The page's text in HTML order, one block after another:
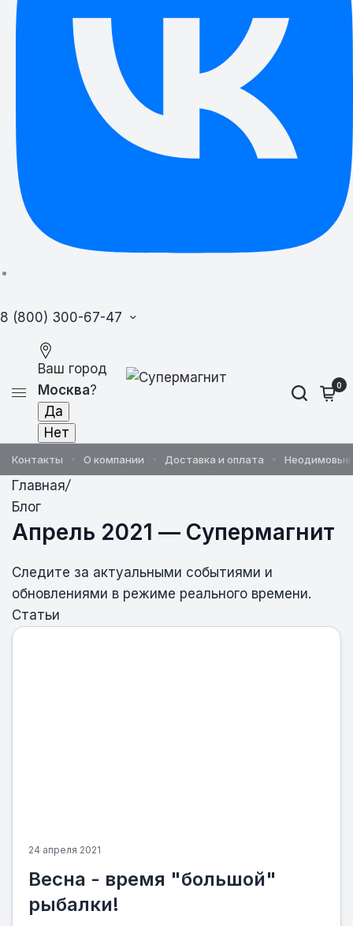
8 (800) 300-67-47
Ваш город
Москва? 0
Контакты О компании Доставка и оплата
Главная/
Блог
Апрель 2021 — Супермагнит
Следите за актуальными событиями и
обновлениями в режиме реального времени.
Статьи
24 апреля 2021
Весна - время "большой"
рыбалки!